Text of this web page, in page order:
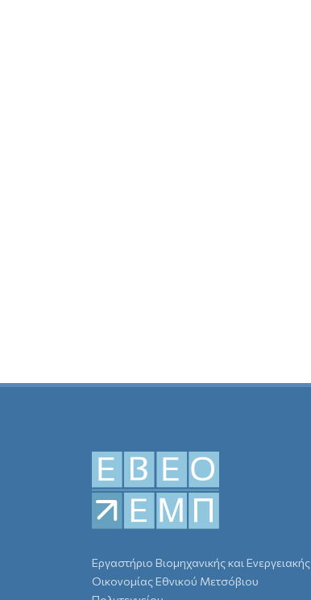
Εργαστήριο Βιομηχανικής και Ενεργειακής
Οικονομίας Εθνικού Μετσόβιου